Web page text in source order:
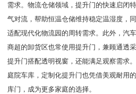
需求。物流仓储领域，提升门的快速启闭
气对流，帮助恒温仓储维持稳定温湿度，
适配现代化物流园的周转需求。此外，汽
商超的卸货区也常使用提升门，兼顾通透
提升门搭配透明视窗，还能满足观察需求
庭院车库，定制化提升门也凭借美观耐用
库门，成为更多家庭的选择。